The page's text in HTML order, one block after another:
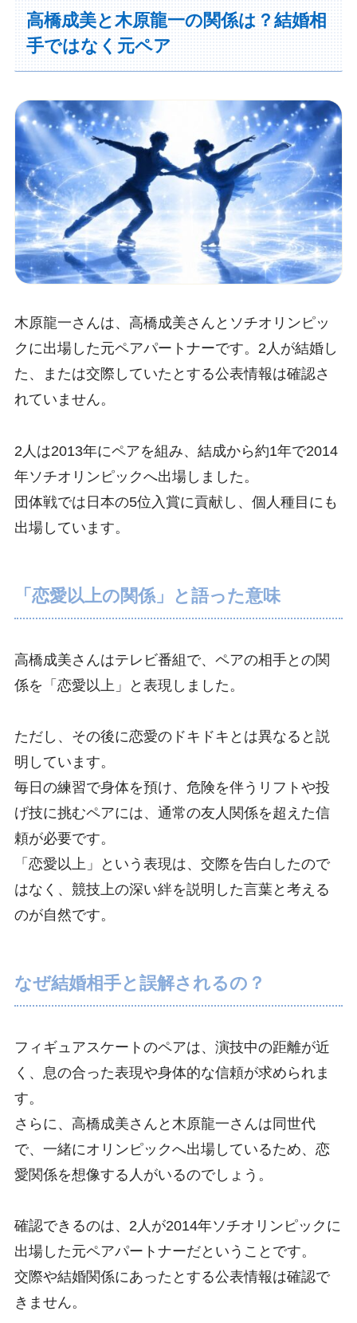
高橋成美と木原龍一の関係は？結婚相
手ではなく元ペア
木原龍一さんは、高橋成美さんとソチオリンピッ
クに出場した元ペアパートナーです。2人が結婚し
た、または交際していたとする公表情報は確認さ
れていません。
2人は2013年にペアを組み、結成から約1年で2014
年ソチオリンピックへ出場しました。
団体戦では日本の5位入賞に貢献し、個人種目にも
出場しています。
「恋愛以上の関係」と語った意味
高橋成美さんはテレビ番組で、ペアの相手との関
係を「恋愛以上」と表現しました。
ただし、その後に恋愛のドキドキとは異なると説
明しています。
毎日の練習で身体を預け、危険を伴うリフトや投
げ技に挑むペアには、通常の友人関係を超えた信
頼が必要です。
「恋愛以上」という表現は、交際を告白したので
はなく、競技上の深い絆を説明した言葉と考える
のが自然です。
なぜ結婚相手と誤解されるの？
フィギュアスケートのペアは、演技中の距離が近
く、息の合った表現や身体的な信頼が求められま
す。
さらに、高橋成美さんと木原龍一さんは同世代
で、一緒にオリンピックへ出場しているため、恋
愛関係を想像する人がいるのでしょう。
確認できるのは、2人が2014年ソチオリンピックに
出場した元ペアパートナーだということです。
交際や結婚関係にあったとする公表情報は確認で
きません。